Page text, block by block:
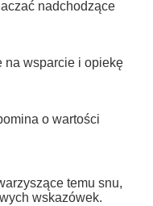
nadchodzące
na wsparcie i opiekę
o wartości
temu snu,
wskazówek.